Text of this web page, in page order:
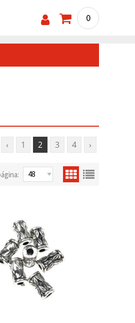
0
‹ 1 2 3 4 ›